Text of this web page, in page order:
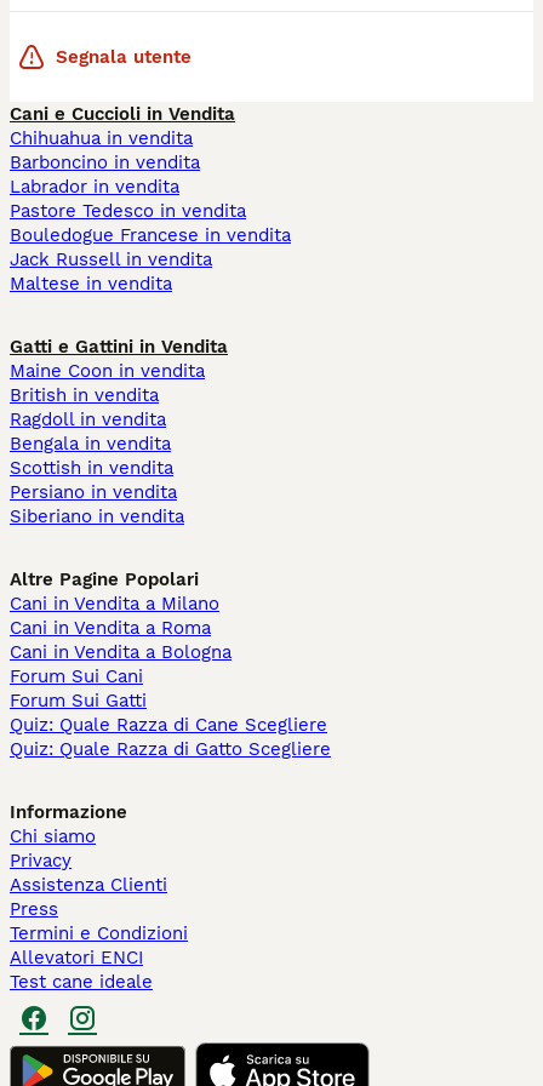
Segnala utente
Cani e Cuccioli in Vendita
Chihuahua in vendita
Barboncino in vendita
Labrador in vendita
Pastore Tedesco in vendita
Bouledogue Francese in vendita
Jack Russell in vendita
Maltese in vendita
Gatti e Gattini in Vendita
Maine Coon in vendita
British in vendita
Ragdoll in vendita
Bengala in vendita
Scottish in vendita
Persiano in vendita
Siberiano in vendita
Altre Pagine Popolari
Cani in Vendita a Milano
Cani in Vendita a Roma
Cani in Vendita a Bologna
Forum Sui Cani
Forum Sui Gatti
Quiz: Quale Razza di Cane Scegliere
Quiz: Quale Razza di Gatto Scegliere
Informazione
Chi siamo
Privacy
Assistenza Clienti
Press
Termini e Condizioni
Allevatori ENCI
Test cane ideale